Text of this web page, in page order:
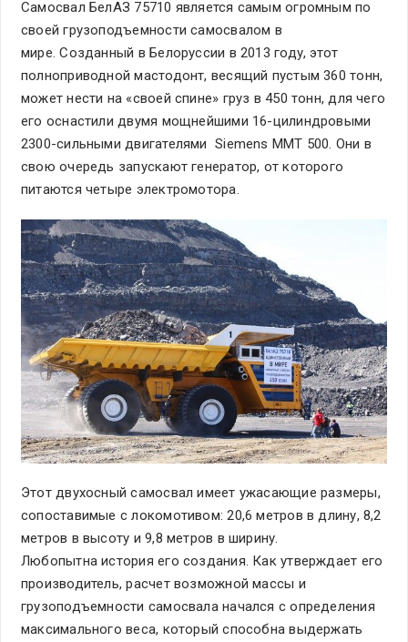
Самосвал БелАЗ 75710 является самым огромным по
своей грузоподъемности самосвалом в
мире. Созданный в Белоруссии в 2013 году, этот
полноприводной мастодонт, весящий пустым 360 тонн,
может нести на «своей спине» груз в 450 тонн, для чего
его оснастили двумя мощнейшими 16-цилиндровыми
2300-сильными двигателями Siemens MMT 500. Они в
свою очередь запускают генератор, от которого
питаются четыре электромотора.
Этот двухосный самосвал имеет ужасающие размеры,
сопоставимые с локомотивом: 20,6 метров в длину, 8,2
метров в высоту и 9,8 метров в ширину.
Любопытна история его создания. Как утверждает его
производитель, расчет возможной массы и
грузоподъемности самосвала начался с определения
максимального веса, который способна выдержать